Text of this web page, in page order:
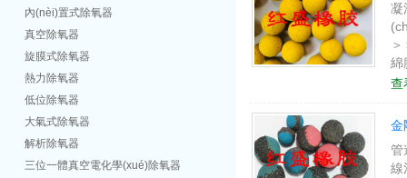
內(nèi)置式除氧器
真空除氧器
旋膜式除氧器
熱力除氧器
低位除氧器
大氣式除氧器
解析除氧器
三位一體真空電化學(xué)除氧器
凝
綿
膠
查
金
管
線